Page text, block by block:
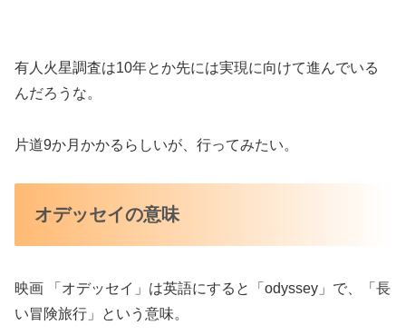
有人火星調査は10年とか先には実現に向けて進んでいる
んだろうな。
片道9か月かかるらしいが、行ってみたい。
オデッセイの意味
映画 「オデッセイ」は英語にすると「odyssey」で、「長
い冒険旅行」という意味。